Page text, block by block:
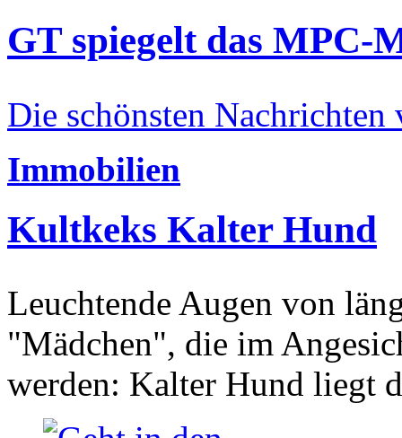
GT spiegelt das MPC-
Die schönsten Nachrichten
Immobilien
Kultkeks Kalter Hund
Leuchtende Augen von
"Mädchen", die im
werden: Kalter Hund liegt